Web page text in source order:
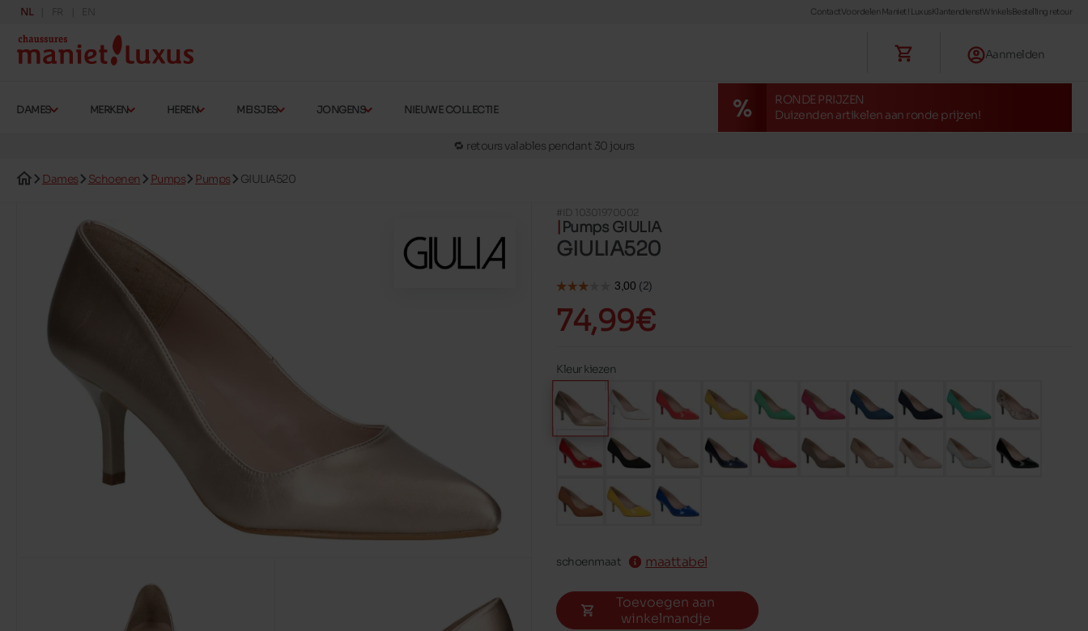
ContactVoordelen Maniet ! LuxusKlantendienstWinkelsBestelling retour
NL FR EN
Aanmelden
DAMES MERKEN HEREN MEISJES JONGENS NIEUWE COLLECTIE
RONDE PRIJZEN
Duizenden artikelen aan ronde prijzen!
🔁 retours valables pendant 30 jours
Dames Schoenen Pumps Pumps GIULIA520
#ID 10301970002
Pumps GIULIA
GIULIA520
74,99€
Kleur kiezen
schoenmaat maattabel
Toevoegen aan
winkelmandje